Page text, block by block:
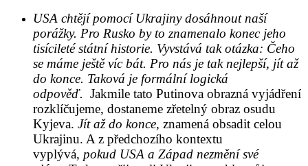
USA chtějí pomocí Ukrajiny dosáhnout naší
porážky. Pro Rusko by to znamenalo konec jeho
tisícileté státní historie. Vyvstává tak otázka: Čeho
se máme ještě víc bát. Pro nás je tak nejlepší, jít až
do konce. Taková je formální logická
odpověď. Jakmile tato Putinova obrazná vyjádření
rozklíčujeme, dostaneme zřetelný obraz osudu
Kyjeva. Jít až do konce, znamená obsadit celou
Ukrajinu. A z předchozího kontextu
vyplývá, pokud USA a Západ nezmění své